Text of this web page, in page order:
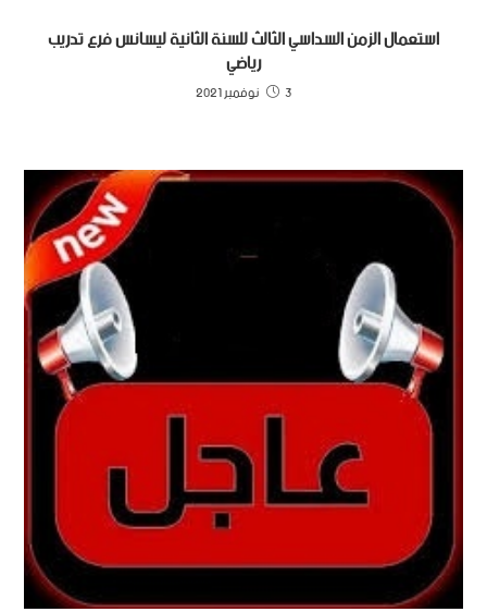
استعمال الزمن السداسي الثالث للسنة الثانية ليسانس فرع تدريب
رياضي
3 نوفمبر 2021